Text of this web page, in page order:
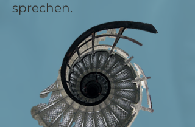
sprechen.